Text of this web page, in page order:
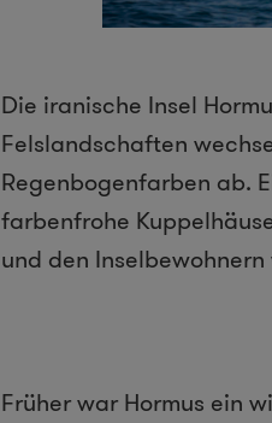
Die iranische Insel
Felslandschaften
Regenbogenfarben ab.
farbenfrohe
und den
Früher war Hormus ein